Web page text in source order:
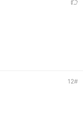
12#